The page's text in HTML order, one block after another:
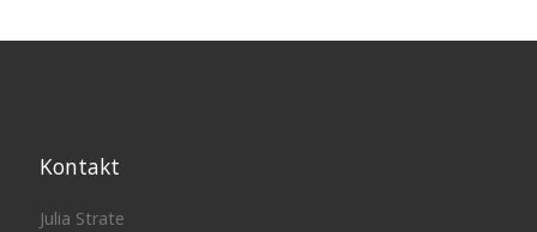
Kontakt
Julia Strate